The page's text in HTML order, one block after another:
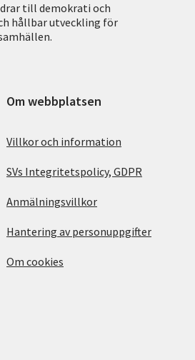
till demokrati och
hållbar utveckling för
Om webbplatsen
Villkor och information
SVs Integritetspolicy, GDPR
Anmälningsvillkor
Hantering av personuppgifter
Om cookies